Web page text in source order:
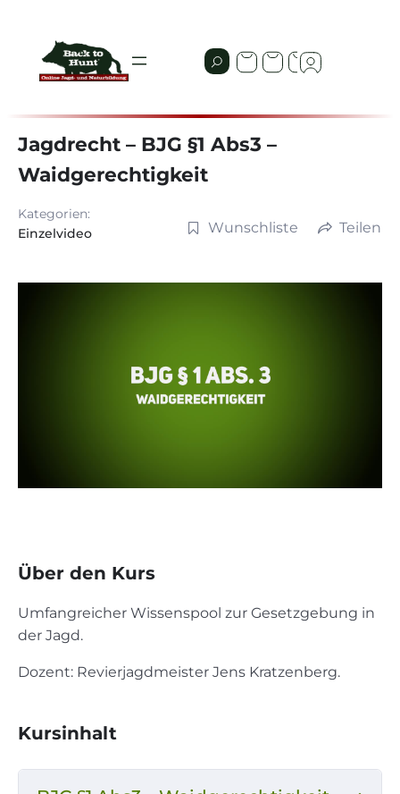
Jagdrecht – BJG §1 Abs3 –
Waidgerechtigkeit
Kategorien:
Einzelvideo
Wunschliste Teilen
Über den Kurs
Umfangreicher Wissenspool zur Gesetzgebung in
der Jagd.
Dozent: Revierjagdmeister Jens Kratzenberg.
Kursinhalt